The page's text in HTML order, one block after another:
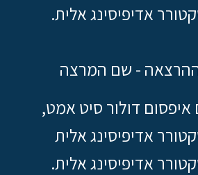
אדיפיסינג אלית.
- שם המרצה
איפסום דולור סיט אמט,
אדיפיסינג אלית
אדיפיסינג אלית.